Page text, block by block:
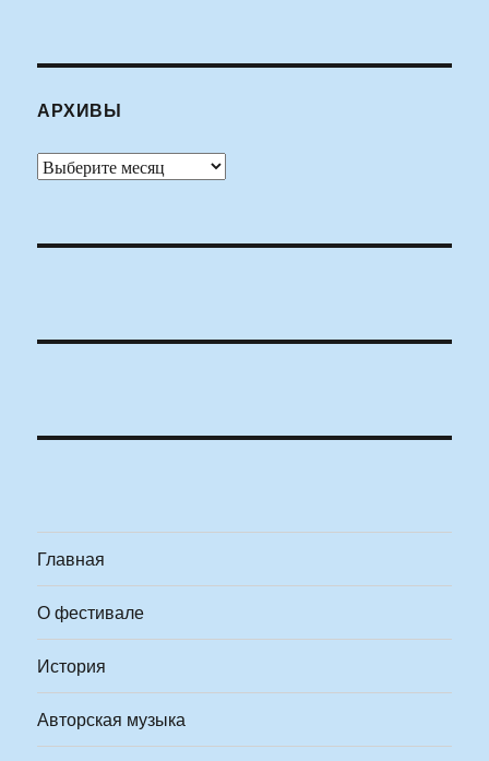
АРХИВЫ
Архивы
Главная
О фестивале
История
Авторская музыка